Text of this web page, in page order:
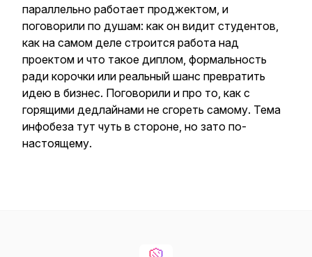
параллельно работает проджектом, и
поговорили по душам: как он видит студентов,
как на самом деле строится работа над
проектом и что такое диплом, формальность
ради корочки или реальный шанс превратить
идею в бизнес. Поговорили и про то, как с
горящими дедлайнами не сгореть самому. Тема
инфобеза тут чуть в стороне, но зато по-
настоящему.